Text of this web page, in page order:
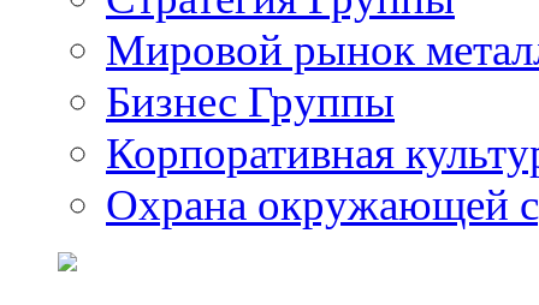
Мировой рынок
Бизнес Группы
Корпоративная
Охрана окружающей